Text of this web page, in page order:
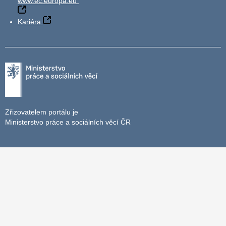
Kariéra
Zřizovatelem portálu je
Ministerstvo práce a sociálních věcí ČR